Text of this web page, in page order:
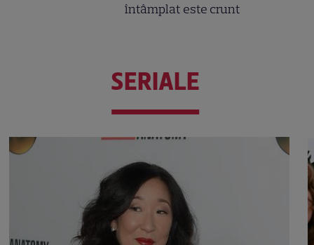
întâmplat este crunt
SERIALE